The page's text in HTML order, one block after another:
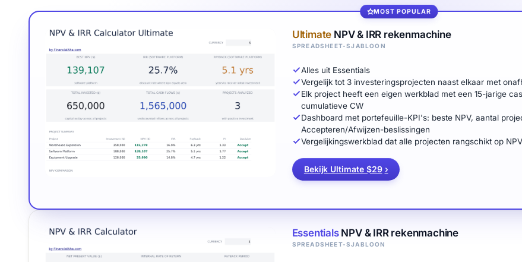
EssentialsNPV & IRR rekenmachine
SPREADSHEET-SJABLOON
MOST POPULAR
Ultimate NPV & IRR rekenmachine
SPREADSHEET-SJABLOON
Alles uit Essentials
Vergelijk tot 3 investeringsprojecten naast elkaar met
Elk project heeft een eigen werkblad met een 15-jarige
cumulatieve CW
Dashboard met portefeuille-KPI's: beste NPV, aantal
Accepteren/Afwijzen-beslissingen
Vergelijkingswerkblad dat alle projecten rangschikt op
Bekijk Ultimate $29 ›